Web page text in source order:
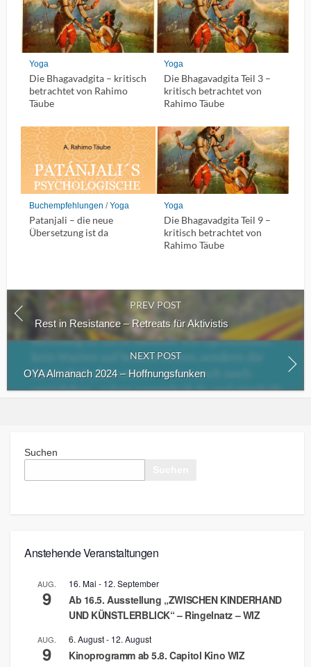
Yoga
Die Bhagavadgita – kritisch
betrachtet von Rahimo
Täube
Yoga
Die Bhagavadgita Teil 3 –
kritisch betrachtet von
Rahimo Täube
Buchempfehlungen /Yoga
Patanjali – die neue
Übersetzung ist da
Yoga
Die Bhagavadgita Teil 9 –
kritisch betrachtet von
Rahimo Täube
PREV POST
Rest in Resistance – Retreats für Aktivistis
NEXT POST
OYA Almanach 2024 – Hoffnungsfunken
Suchen
Anstehende Veranstaltungen
AUG.
9
16. Mai - 12. September
Ab 16.5. Ausstellung „ZWISCHEN KINDERHAND
UND KÜNSTLERBLICK“ – Ringelnatz – WIZ
AUG.
9
6. August- 12. August
Kinoprogramm ab 5.8. Capitol Kino WIZ